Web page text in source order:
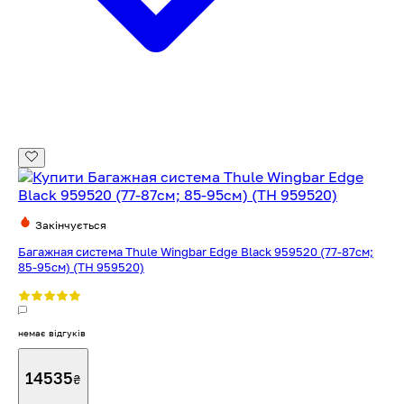
Закінчується
Багажная система Thule Wingbar Edge Black 959520 (77-87см;
85-95см) (TH 959520)
немає відгуків
14535₴